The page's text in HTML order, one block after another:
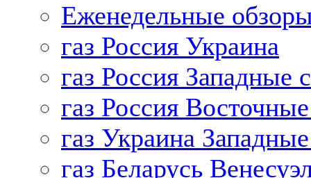
Еженедельные
газ Россия Украина
газ Россия Западные
газ Россия
газ Украина
газ Беларусь